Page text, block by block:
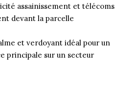
assainissement et télécoms
devant la parcelle
et verdoyant idéal pour un
principale sur un secteur